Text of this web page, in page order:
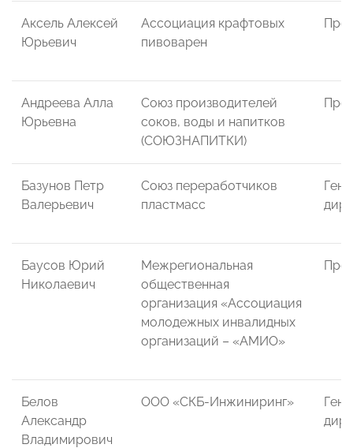
Аксель Алексей
Юрьевич
Ассоциация крафтовых
пивоварен
Андреева Алла
Юрьевна
Союз производителей
соков, воды и напитков
(СОЮЗНАПИТКИ)
Базунов Петр
Валерьевич
Союз переработчиков
пластмасс
Баусов Юрий
Николаевич
Межрегиональная
общественная
организация «Ассоциация
молодежных инвалидных
организаций – «АМИО»
Белов
Александр
Владимирович
ООО «СКБ-Инжиниринг»